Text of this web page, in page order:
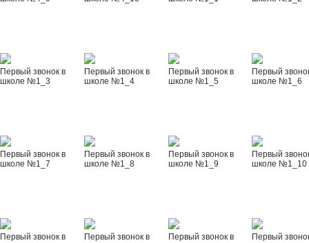
Первый звонок в
школе №1_3
Первый звонок в
школе №1_4
Первый звонок в
школе №1_5
Первый
школе №1_6
Первый звонок в
школе №1_7
Первый звонок в
школе №1_8
Первый звонок в
школе №1_9
Первый
школе №1_10
Первый звонок в
Первый звонок в
Первый звонок в
Первый